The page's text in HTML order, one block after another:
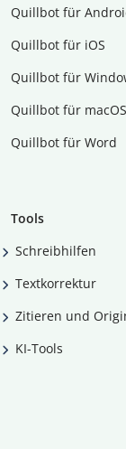
Quillbot für
Quillbot für iOS
Quillbot für
Quillbot für macOS
Quillbot für Word
Tools
Schreibhilfen
Textkorrektur
Zitieren und
KI-Tools